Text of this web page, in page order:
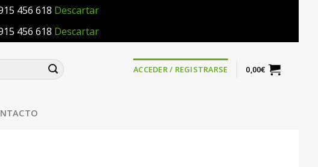
456 618 Descartar
456 618 Descartar
ACCEDER / REGISTRARSE 0,00€